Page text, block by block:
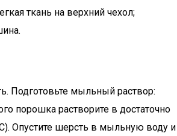
ткань на верхний чехол;
Подготовьте мыльный раствор:
порошка растворите в достаточно
Опустите шерсть в мыльную воду и